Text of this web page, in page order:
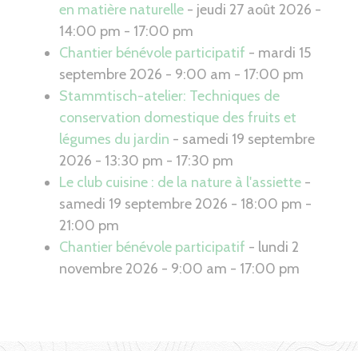
en matière naturelle - jeudi 27 août 2026 -
14:00 pm - 17:00 pm
Chantier bénévole participatif - mardi 15
septembre 2026 - 9:00 am - 17:00 pm
Stammtisch-atelier: Techniques de
conservation domestique des fruits et
légumes du jardin - samedi 19 septembre
2026 - 13:30 pm - 17:30 pm
Le club cuisine : de la nature à l'assiette -
samedi 19 septembre 2026 - 18:00 pm -
21:00 pm
Chantier bénévole participatif - lundi 2
novembre 2026 - 9:00 am - 17:00 pm